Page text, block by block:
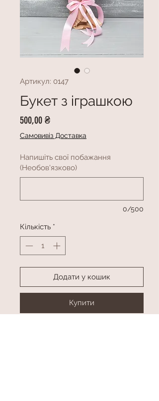
Артикул: 0147
Букет з іграшкою
500,00 ₴Ціна
Самовивіз Доставка
Напишіть свої побажання
(Необов'язково)
0/500
Кількість *
Додати у кошик
Купити